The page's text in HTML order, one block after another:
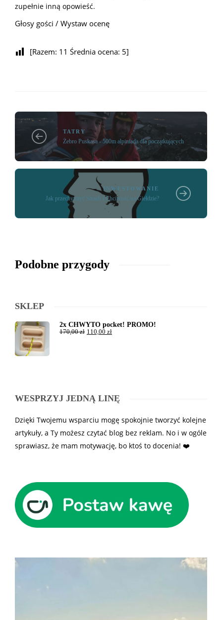
zupełnie inną opowieść.
Głosy gości / Wystaw ocenę
[Razem: 11 Średnia ocena: 5]
TATRY
Żebro Puskasa - 500m alpiniada dla początkujących
INWESTOWANIE
Jak przechytrzyć Strach i Chciwość na Giełdzie?
Podobne przygody
SKLEP
2x CHWYTO pocket! PROMO!
170,00zł 110,00 zł
WESPRZYJ JEDNĄ LINĘ
Dzięki Twojemu wsparciu mogę spokojnie tworzyć kolejne
artykuły, a Ty możesz czytać blog bez reklam. No i w ogóle
sprawiasz, że mam motywację, bo ktoś to docenia! ❤️